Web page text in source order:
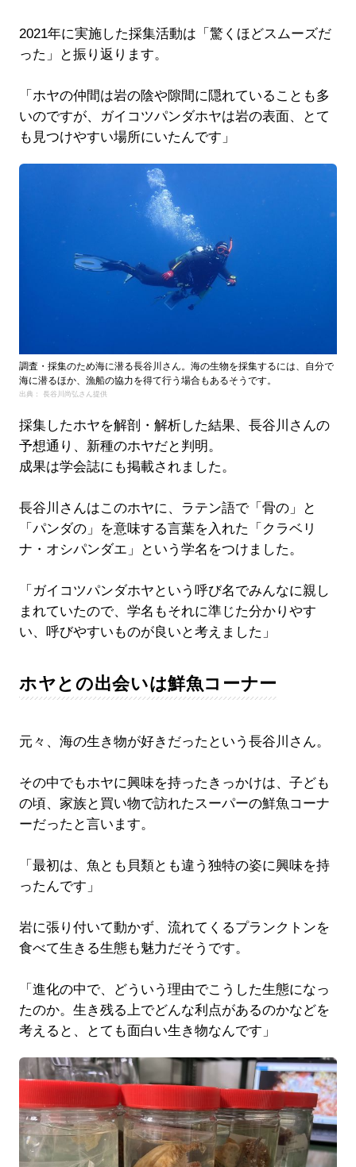
2021年に実施した採集活動は「驚くほどスムーズだ
った」と振り返ります。
「ホヤの仲間は岩の陰や隙間に隠れていることも多
いのですが、ガイコツパンダホヤは岩の表面、とて
も見つけやすい場所にいたんです」
調査・採集のため海に潜る長谷川さん。海の生物を採集するには、自分で
海に潜るほか、漁船の協力を得て行う場合もあるそうです。
出典： 長谷川尚弘さん提供
採集したホヤを解剖・解析した結果、長谷川さんの
予想通り、新種のホヤだと判明。
成果は学会誌にも掲載されました。
長谷川さんはこのホヤに、ラテン語で「骨の」と
「パンダの」を意味する言葉を入れた「クラベリ
ナ・オシパンダエ」という学名をつけました。
「ガイコツパンダホヤという呼び名でみんなに親し
まれていたので、学名もそれに準じた分かりやす
い、呼びやすいものが良いと考えました」
ホヤとの出会いは鮮魚コーナー
元々、海の生き物が好きだったという長谷川さん。
その中でもホヤに興味を持ったきっかけは、子ども
の頃、家族と買い物で訪れたスーパーの鮮魚コーナ
ーだったと言います。
「最初は、魚とも貝類とも違う独特の姿に興味を持
ったんです」
岩に張り付いて動かず、流れてくるプランクトンを
食べて生きる生態も魅力だそうです。
「進化の中で、どういう理由でこうした生態になっ
たのか。生き残る上でどんな利点があるのかなどを
考えると、とても面白い生き物なんです」